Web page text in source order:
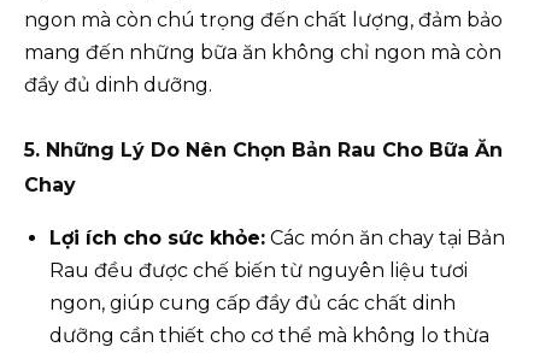
ngon mà còn chú trọng đến chất lượng, đảm bảo
mang đến những bữa ăn không chỉ ngon mà còn
đầy đủ dinh dưỡng.
5. Những Lý Do Nên Chọn Bản Rau Cho Bữa Ăn
Chay
Lợi ích cho sức khỏe: Các món ăn chay tại Bản
Rau đều được chế biến từ nguyên liệu tươi
ngon, giúp cung cấp đầy đủ các chất dinh
dưỡng cần thiết cho cơ thể mà không lo thừa